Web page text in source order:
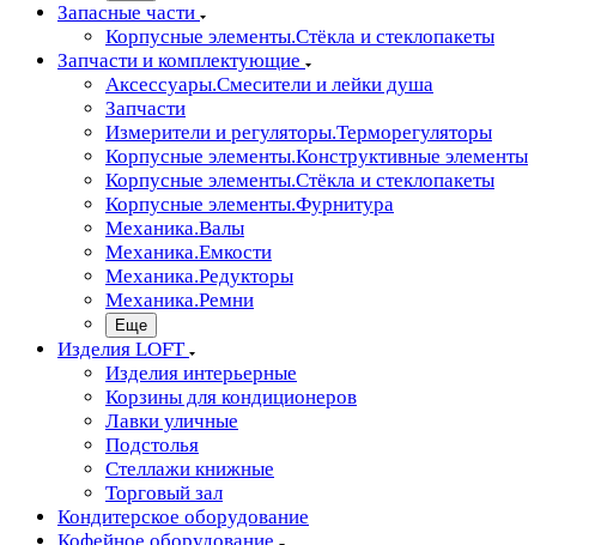
Запасные части
Корпусные элементы.Стёкла и стеклопакеты
Запчасти и комплектующие
Аксессуары.Смесители и лейки душа
Запчасти
Измерители и регуляторы.Терморегуляторы
Корпусные элементы.Конструктивные элементы
Корпусные элементы.Стёкла и стеклопакеты
Корпусные элементы.Фурнитура
Механика.Валы
Механика.Емкости
Механика.Редукторы
Механика.Ремни
Еще
Изделия LOFT
Изделия интерьерные
Корзины для кондиционеров
Лавки уличные
Подстолья
Стеллажи книжные
Торговый зал
Кондитерское оборудование